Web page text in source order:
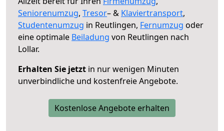
Seniorenumzug, Tresor– & Klaviertransport,
Studentenumzug in Reutlingen, Fernumzug oder
eine optimale Beiladung von Reutlingen nach
Lollar.
Erhalten Sie jetzt in nur wenigen Minuten
unverbindliche und kostenfreie Angebote.
Kostenlose Angebote erhalten